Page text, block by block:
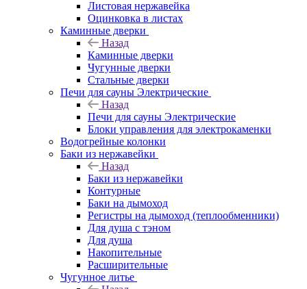
Листовая нержавейка
Оцинковка в листах
Каминные дверки
Назад
Каминные дверки
Чугунные дверки
Стальные дверки
Печи для сауны Электрические
Назад
Печи для сауны Электрические
Блоки управления для электрокаменки
Водогрейные колонки
Баки из нержавейки
Назад
Баки из нержавейки
Контурные
Баки на дымоход
Регистры на дымоход (теплообменники)
Для душа с тэном
Для душа
Накопительные
Расширительные
Чугунное литье